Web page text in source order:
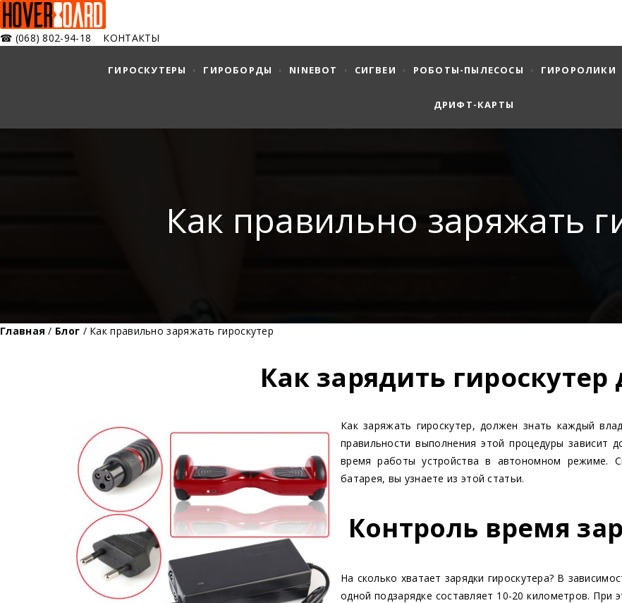
☎ (068) 802-94-18 КОНТАКТЫ
ГИРОСКУТЕРЫ ГИРОБОРДЫ NINEBOT СИГВЕИ РОБОТЫ-ПЫЛЕСОСЫ ГИРОРОЛИКИ
ДРИФТ-КАРТЫ
Как правильно заряжать
Главная/ Блог / Как правильно заряжать гироскутер
Как зарядить гироскутер
Как заряжать гироскутер, должен знать каждый
правильности выполнения этой процедуры зависит
время работы устройства в автономном режиме.
батарея, вы узнаете из этой статьи.
Контроль время
На сколько хватает зарядки гироскутера? В
одной подзарядке составляет 10-20 километров.